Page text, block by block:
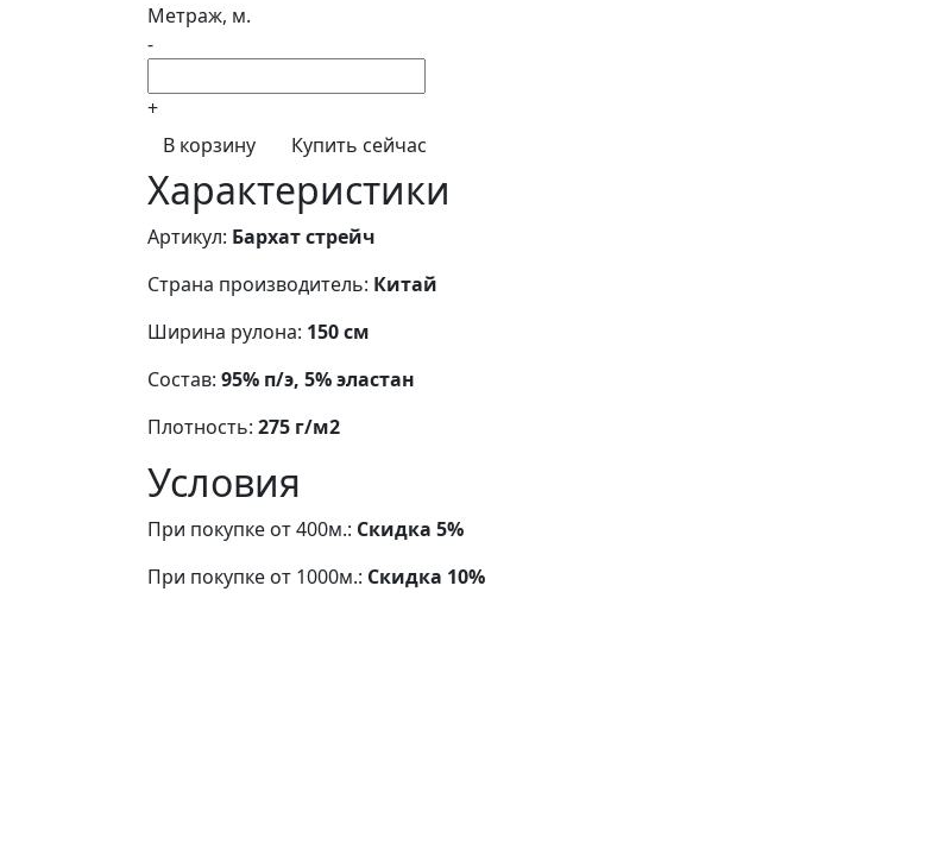
Метраж, м.
-
+
В корзину
Купить сейчас
Характеристики
Артикул: Бархат стрейч
Страна производитель: Китай
Ширина рулона: 150 см
Состав: 95% п/э, 5% эластан
Плотность: 275 г/м2
Условия
При покупке от 400м.: Скидка 5%
При покупке от 1000м.: Скидка 10%